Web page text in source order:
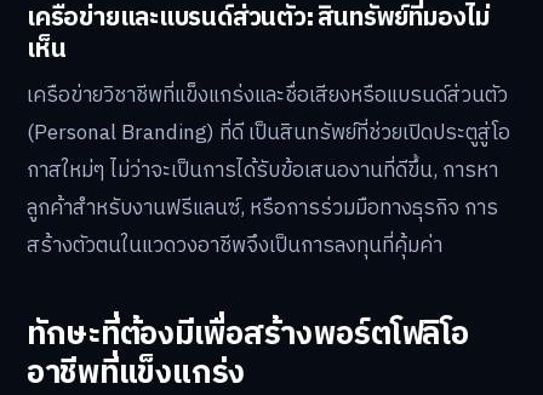
เครือข่ายและแบรนด์ส่วนตัว: สินทรัพย์ที่มองไม่
เห็น
เครือข่ายวิชาชีพที่แข็งแกร่งและชื่อเสียงหรือแบรนด์ส่วนตัว
(Personal Branding) ที่ดี เป็นสินทรัพย์ที่ช่วยเปิดประตูสู่โอ
กาสใหม่ๆ ไม่ว่าจะเป็นการได้รับข้อเสนองานที่ดีขึ้น, การหา
ลูกค้าสำหรับงานฟรีแลนซ์, หรือการร่วมมือทางธุรกิจ การ
สร้างตัวตนในแวดวงอาชีพจึงเป็นการลงทุนที่คุ้มค่า
ทักษะที่ต้องมีเพื่อสร้างพอร์ตโฟลิโอ
อาชีพที่แข็งแกร่ง